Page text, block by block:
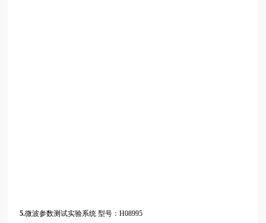
5.微波参数测试实验系统 型号：H08995